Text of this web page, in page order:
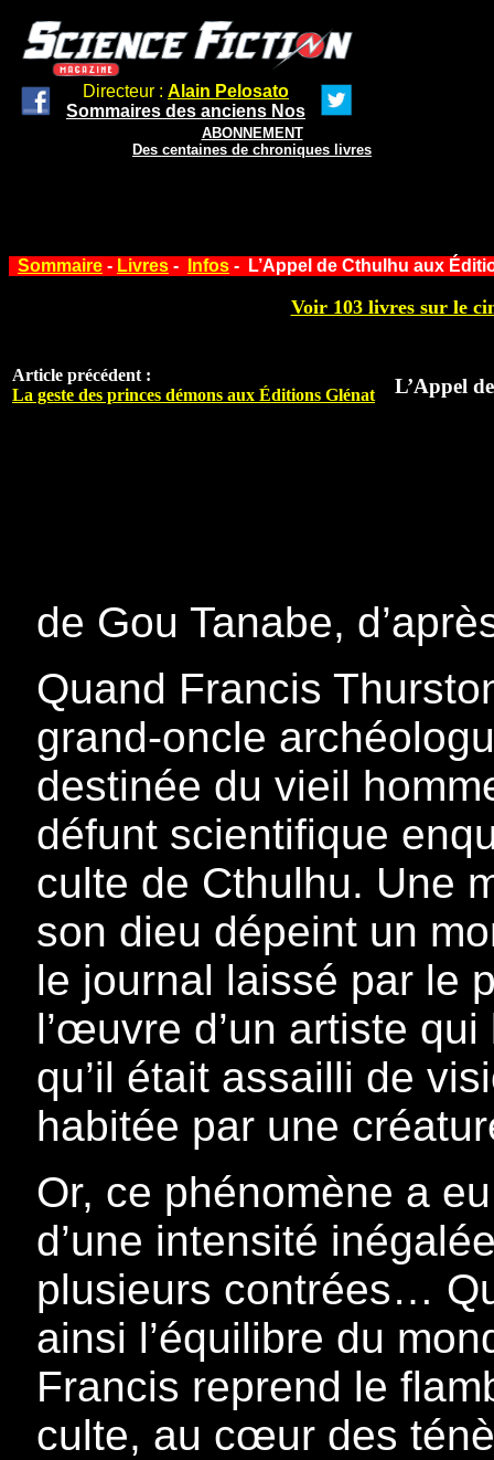
Directeur : Alain Pelosato
Sommaires des anciens Nos
ABONNEMENT
Des centaines de chroniques livres
Sommaire - Livres - Infos - L’Appel de Cthulhu aux
Voir 103 livres sur le
Article précédent :
La geste des princes démons aux Éditions Glénat
L’Appel
de Gou Tanabe,
Quand Francis
grand-oncle
destinée du vieil
défunt scientifique
culte de Cthulhu. Une
son dieu dépeint un
le journal laissé par le
l’œuvre d’un artiste
qu’il était assailli de
habitée par une
Or, ce phénomène a
d’une intensité
plusieurs contrées…
ainsi l’équilibre du
Francis reprend le
culte, au cœur des